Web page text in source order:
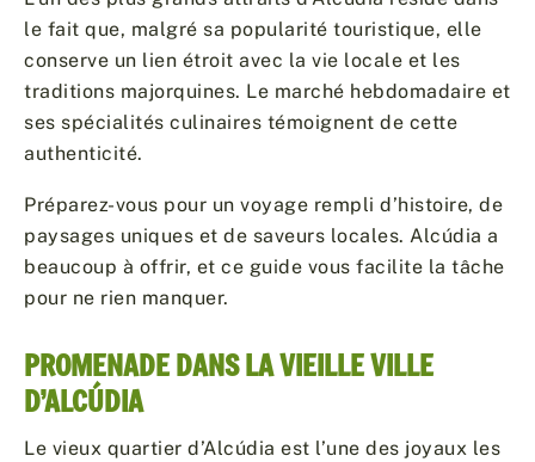
le fait que, malgré sa popularité touristique, elle
conserve un lien étroit avec la vie locale et les
traditions majorquines. Le marché hebdomadaire et
ses spécialités culinaires témoignent de cette
authenticité.
Préparez-vous pour un voyage rempli d’histoire, de
paysages uniques et de saveurs locales. Alcúdia a
beaucoup à offrir, et ce guide vous facilite la tâche
pour ne rien manquer.
PROMENADE DANS LA VIEILLE VILLE
D’ALCÚDIA
Le vieux quartier d’Alcúdia est l’une des joyaux les